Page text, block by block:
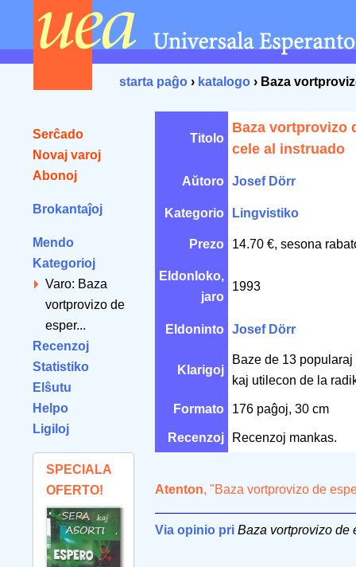
starta paĝo › katalogo › Baza
Serĉado
Novaj varoj
Abonoj
Brokantaĵoj
Mendo
Kategorioj
Varo: Baza
vortprovizo de
esper...
Recenzoj
Statistiko
Elŝutu
Helpo
Ligiloj
SPECIALA
OFERTO!
Titolo
Baza vortprovizo
cele al instruado
Aŭtoro Josef Dörr
Kategorio Lingvistiko
Prezo 14.70 €, sesona
Eldonloko,
jaro
1993
Eldoninto Josef Dörr
Klarigoj
Baze de 13
kaj utilecon de la
Formato 176 paĝoj, 30 cm
Recenzoj Recenzoj mankas.
Atenton, "Baza vortprovizo de
Via opinio pri Baza vortprovizo de